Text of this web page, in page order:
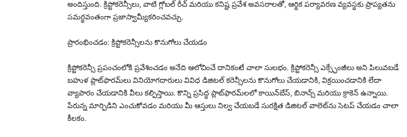
అందిస్తుంది. క్రిప్టోకరెన్సీలు, వాటి గ్లోబల్ రీచ్ మరియు కనిష్ట ప్రవేశ అవసరాలతో, ఆర్థిక పర్యావరణ వ్యవస్థకు ప్రాప్యతను
సమర్థవంతంగా ప్రజాస్వామ్యీకరించవచ్చు.
ప్రారంభించడం: క్రిప్టోకరెన్సీలను కొనుగోలు చేయడం
క్రిప్టోకరెన్సీ ప్రపంచంలోకి ప్రవేశించడం అనేది ఆలోచించే దానికంటే చాలా సులభం. క్రిప్టోకరెన్సీ ఎక్స్ఛేంజీలు అని పిలువబడే
బహుళ ప్లాట్‌ఫారమ్‌లు వినియోగదారులు వివిధ డిజిటల్ కరెన్సీలను కొనుగోలు చేయడానికి, విక్రయించడానికి లేదా
వ్యాపారం చేయడానికి వీలు కల్పిస్తాయి. కొన్ని ప్రసిద్ధ ప్లాట్‌ఫారమ్‌లలో కాయిన్‌బేస్, బినాన్స్ మరియు క్రాకెన్ ఉన్నాయి.
పేరున్న మార్పిడిని ఎంచుకోవడం మరియు మీ ఆస్తులు నిల్వ చేయబడే సురక్షిత డిజిటల్ వాలెట్‌ను సెటప్ చేయడం చాలా
కీలకం.